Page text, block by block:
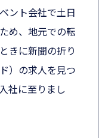
ント会社で土日
め、地元での転
きに新聞の折り
）の求人を見つ
社に至りまし